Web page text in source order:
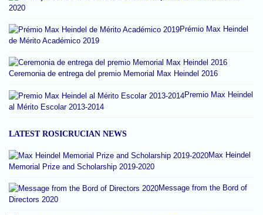
2020
Prémio Max Heindel
de Mérito Académico 2019
Ceremonia de entrega del premio Memorial Max Heindel 2016
Premio Max Heindel
al Mérito Escolar 2013-2014
LATEST ROSICRUCIAN NEWS
Max Heindel
Memorial Prize and Scholarship 2019-2020
Message from the Bord of
Directors 2020